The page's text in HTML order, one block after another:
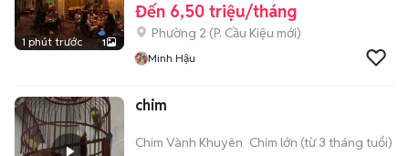
1 phút trước 1
Đến 6,50 triệu/tháng
Phường 2 (P. Cầu Kiệu mới)
Minh Hậu
chim
Chim Vành Khuyên Chim lớn (từ 3 tháng tuổi)